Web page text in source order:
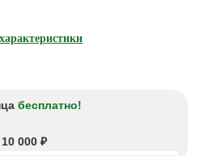
бесплатно!
000 ₽